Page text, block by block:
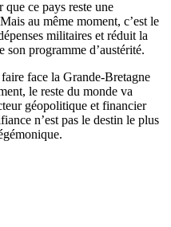
que ce pays reste une
au même moment, c’est le
militaires et réduit la
son programme d’austérité.
face la Grande-Bretagne
le reste du monde va
géopolitique et financier
n’est pas le destin le plus